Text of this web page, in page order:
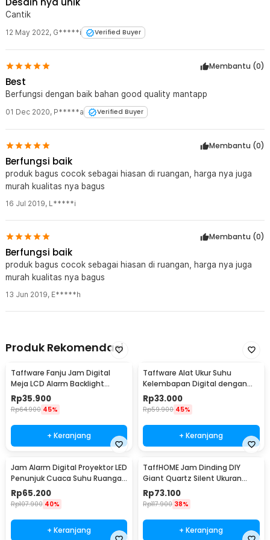
2 x Hook
1 Set Jarum Jam Cadangan
Cantik
12 May 2022, G*****i Verified Buyer
Membantu (0)
Best
Berfungsi dengan baik bahan good quality mantapp
01 Dec 2020, P*****a Verified Buyer
Membantu (0)
Berfungsi baik
produk bagus cocok sebagai hiasan di ruangan, harga nya juga
murah kualitas nya bagus
16 Jul 2019, L*****i
Membantu (0)
Berfungsi baik
produk bagus cocok sebagai hiasan di ruangan, harga nya juga
murah kualitas nya bagus
13 Jun 2019, E*****h
Produk Rekomendasi
Taffware Fanju Jam Digital
Meja LCD Alarm Backlight
Sensor Suhu - JP9901
Rp35.900
Rp64.900 45%
+ Keranjang
Taffware Alat Ukur Suhu
Kelembapan Digital dengan
Jam Alarm Kalender - HTC-2
Rp33.000
Rp59.900 45%
+ Keranjang
Jam Alarm Digital Proyektor LED
Penunjuk Cuaca Suhu Ruangan
- 8190
Rp65.200
Rp107.900 40%
+ Keranjang
TaffHOME Jam Dinding DIY
Giant Quartz Silent Ukuran
Besar 90-100cm - DIY-101
Rp73.100
Rp117.900 38%
+ Keranjang